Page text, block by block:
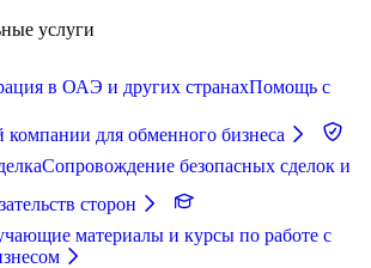
услуги
в ОАЭ и других странахПомощь с
компании для обменного бизнеса
Сопровождение безопасных сделок и
сторон
материалы и курсы по работе с